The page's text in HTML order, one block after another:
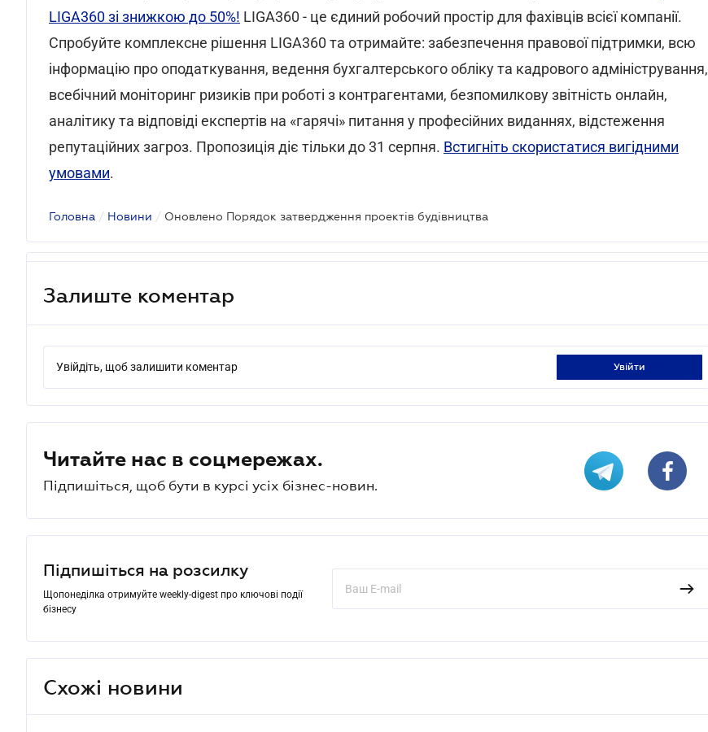
LIGA360 зі знижкою до 50%! LIGA360 - це єдиний робочий простір для фахівців всієї компанії.
Спробуйте комплексне рішення LIGA360 та отримайте: забезпечення правової підтримки, всю
інформацію про оподаткування, ведення бухгалтерського обліку та кадрового адміністрування,
всебічний моніторинг ризиків при роботі з контрагентами, безпомилкову звітність онлайн,
аналітику та відповіді експертів на «гарячі» питання у професійних виданнях, відстеження
репутаційних загроз. Пропозиція діє тільки до 31 серпня. Встигніть скористатися вигідними
умовами.
Головна / Новини / Оновлено Порядок затвердження проектів будівництва
Залиште коментар
Увійдіть, щоб залишити коментар увійти
Читайте нас в соцмережах.
Підпишіться, щоб бути в курсі усіх бізнес-новин.
Підпишіться на розсилку
Щопонеділка отримуйте weekly-digest про ключові події
бізнесу
Схожі новини